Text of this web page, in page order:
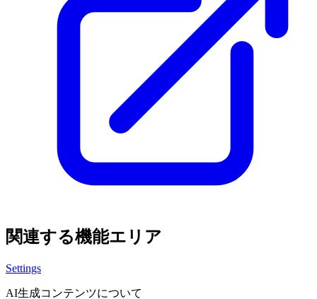
関連する機能エリア
Settings
AI生成コンテンツについて